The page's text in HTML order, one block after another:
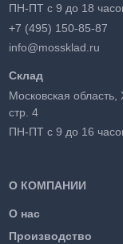
О КОМПАНИИ
О нас
Производство
ПН-ПТ с 9 до 18
+7 (495) 150-85-87
info@mossklad.ru
Склад
Московская
стр. 4
ПН-ПТ с 9 до 16